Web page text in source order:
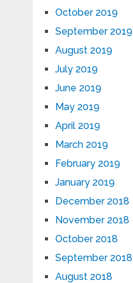
October 2019
September 2019
August 2019
July 2019
June 2019
May 2019
April 2019
March 2019
February 2019
January 2019
December 2018
November 2018
October 2018
September 2018
August 2018